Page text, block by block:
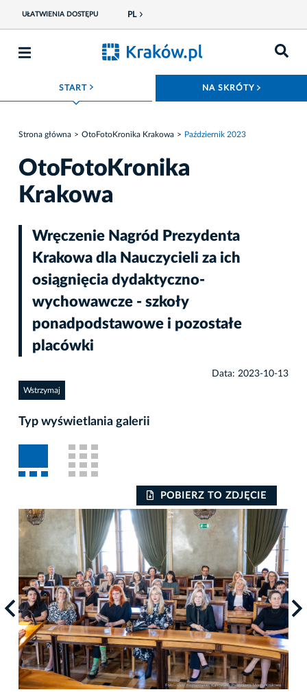
UŁATWIENIA DOSTĘPU PL
START ROZWIŃ MENU NA SKRÓTY
Strona główna OtoFotoKronika Krakowa Październik 2023
OtoFotoKronika
Krakowa
Wręczenie Nagród Prezydenta
Krakowa dla Nauczycieli za ich
osiągnięcia dydaktyczno-
wychowawcze - szkoły
ponadpodstawowe i pozostałe
placówki
Data: 2023-10-13
Wstrzymaj
Typ wyświetlania galerii
POBIERZ TO ZDJĘCIE